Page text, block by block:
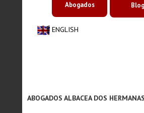
ENGLISH
Abogados Blog
ABOGADOS ALBACEA DOS HERMANAS